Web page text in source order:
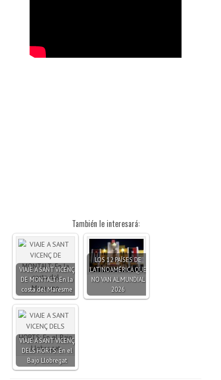
También le interesará:
VIAJE A SANT VICENÇ
DE MONTALT: En la
costa del Maresme
LOS 12 PAÍSES DE
LATINOAMÉRICA QUE
NO VAN AL MUNDIAL
2026
VIAJE A SANT VICENÇ
DELS HORTS: En el
Bajo Llobregat